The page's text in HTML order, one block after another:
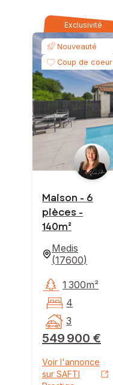
Exclusivité
Nouveauté
Coup de coeur
Maison - 6
pièces -
140m²
Medis
(17600)
549 900 €
1 300m²
4
3
Voir l'annonce
sur SAFTI